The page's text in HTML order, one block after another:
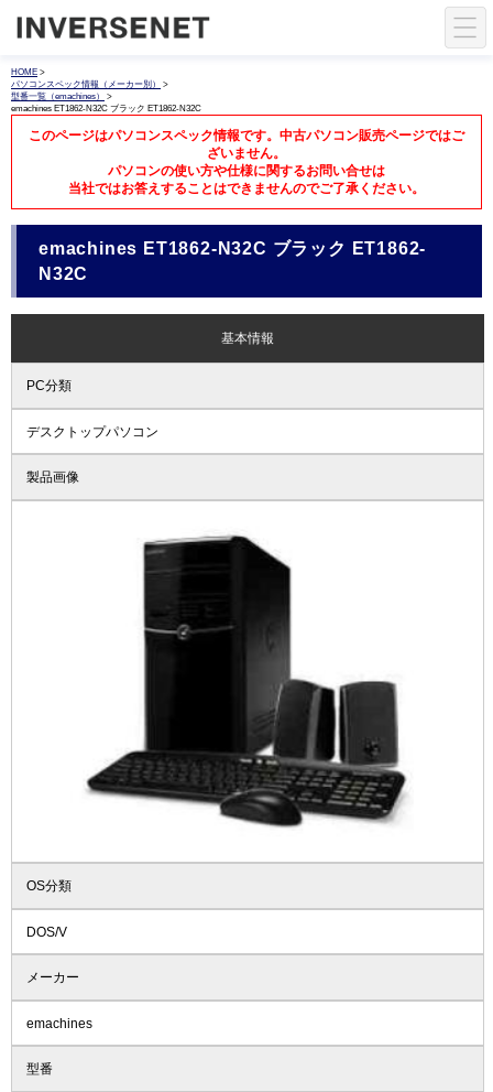
HOME >
パソコンスペック情報（メーカー別）
>
型番一覧（emachines）
>
emachines ET1862-N32C ブラック ET1862-N32C
このページはパソコンスペック情報です。中古パソコン販売ページではご
ざいません。
パソコンの使い方や仕様に関するお問い合せは
当社ではお答えすることはできませんのでご了承ください。
emachines ET1862-N32C ブラック ET1862-
N32C
基本情報
PC分類
デスクトップパソコン
製品画像
OS分類
DOS/V
メーカー
emachines
型番